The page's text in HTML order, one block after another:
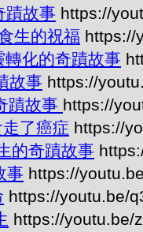
蹟故事 https://
生的祝福 https://
化的奇蹟故事
故事 https://
蹟故事 https://
了癌症 https://
的奇蹟故事
事 https://
https://youtu.be/
https://youtu.be/